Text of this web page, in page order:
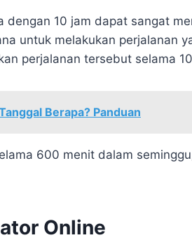
10 jam dapat sangat
untuk melakukan perjalanan
perjalanan tersebut selama
Berapa? Panduan
600 menit dalam
Online